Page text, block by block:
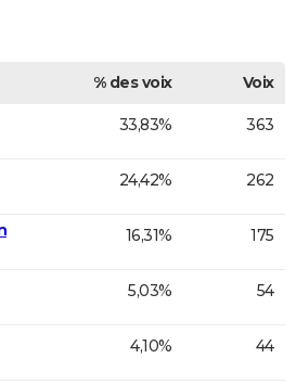
% des voix
Voix
33,83% 363
24,42% 262
16,31% 175
5,03% 54
4,10% 44